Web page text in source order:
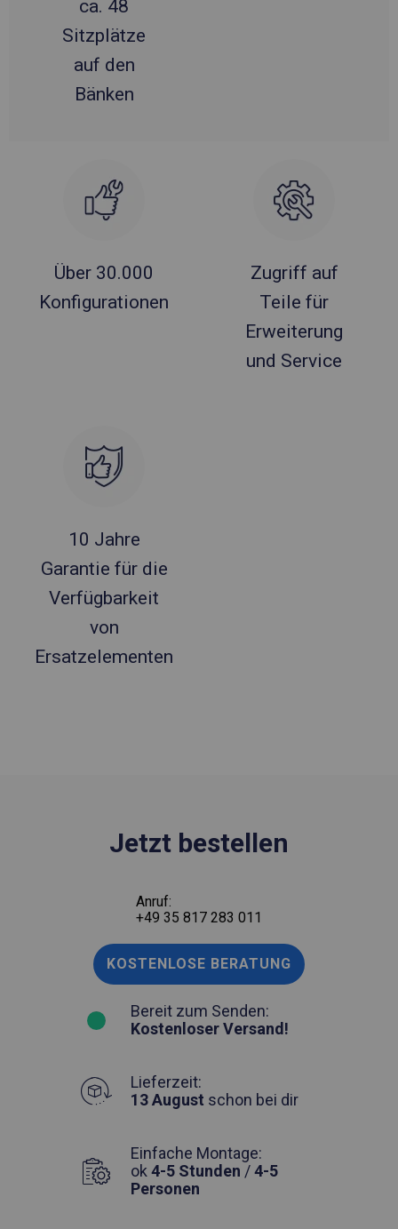
ca. 48
Sitzplätze
auf den
Bänken
Über 30.000
Konfigurationen
Zugriff auf
Teile für
Erweiterung
und Service
10 Jahre
Garantie für die
Verfügbarkeit
von
Ersatzelementen
Jetzt bestellen
Anruf:
+49 35 817 283 011
KOSTENLOSE BERATUNG
Bereit zum Senden:
Kostenloser Versand!
Lieferzeit:
13 August schon bei dir
Einfache Montage:
ok 4-5 Stunden /4-5
Personen